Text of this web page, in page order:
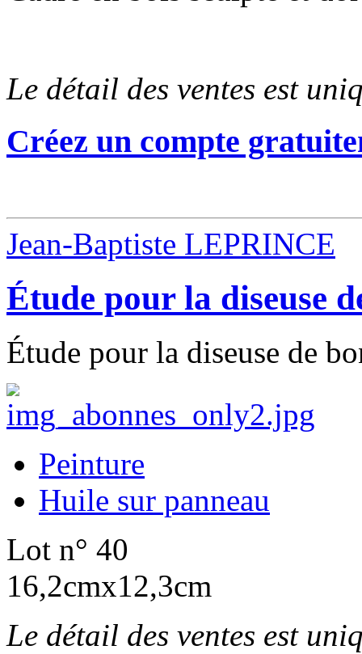
Le détail des ventes est
Créez un compte
Jean-Baptiste LEPRINCE
Étude pour la diseuse
Étude pour la diseuse de
Peinture
Huile sur panneau
Lot n° 40
16,2cmx12,3cm
Le détail des ventes est